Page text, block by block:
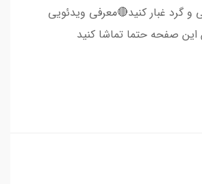
و گرد غبار کنید🔴معرفی ویدئویی
صفحه حتما تماشا کنید